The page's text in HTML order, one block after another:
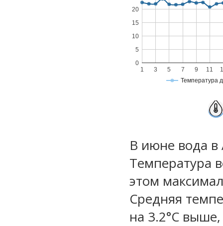
Температура
1 3 5 7 9 11
0
5
10
15
20
В июне вода в
Температура
этом
Средняя
на 3.2°C